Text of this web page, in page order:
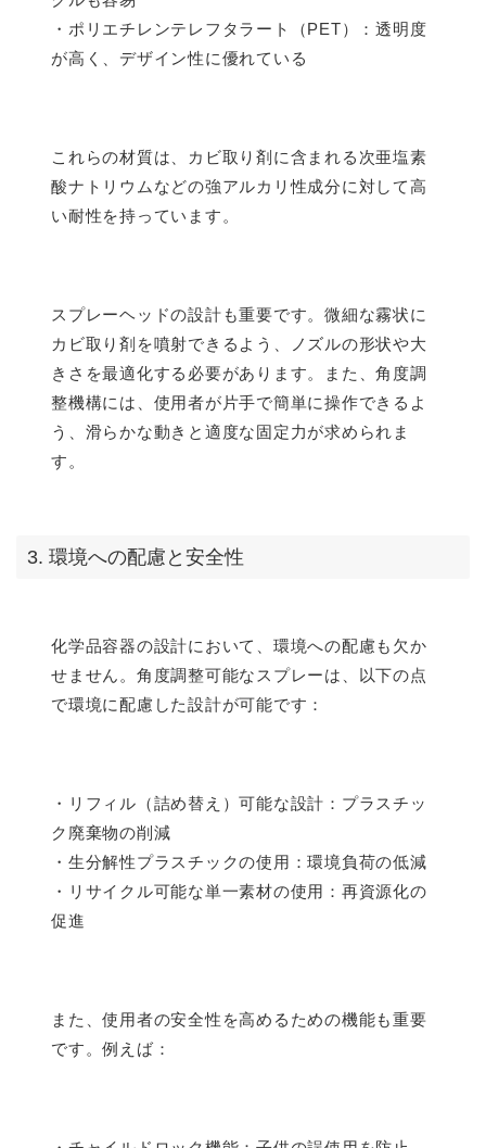
・ポリエチレンテレフタラート（PET）：透明度
が高く、デザイン性に優れている
これらの材質は、カビ取り剤に含まれる次亜塩素
酸ナトリウムなどの強アルカリ性成分に対して高
い耐性を持っています。
スプレーヘッドの設計も重要です。微細な霧状に
カビ取り剤を噴射できるよう、ノズルの形状や大
きさを最適化する必要があります。また、角度調
整機構には、使用者が片手で簡単に操作できるよ
う、滑らかな動きと適度な固定力が求められま
す。
3. 環境への配慮と安全性
化学品容器の設計において、環境への配慮も欠か
せません。角度調整可能なスプレーは、以下の点
で環境に配慮した設計が可能です：
・リフィル（詰め替え）可能な設計：プラスチッ
ク廃棄物の削減
・生分解性プラスチックの使用：環境負荷の低減
・リサイクル可能な単一素材の使用：再資源化の
促進
また、使用者の安全性を高めるための機能も重要
です。例えば：